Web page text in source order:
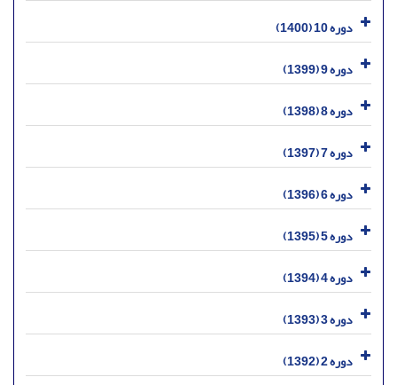
دوره 10 (1400)
دوره 9 (1399)
دوره 8 (1398)
دوره 7 (1397)
دوره 6 (1396)
دوره 5 (1395)
دوره 4 (1394)
دوره 3 (1393)
دوره 2 (1392)